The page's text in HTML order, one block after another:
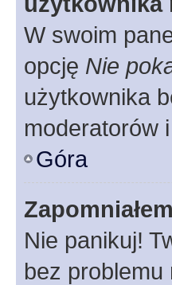
W swoim
opcję Nie
użytkownika
moderatorów
Góra
Nie panikuj!
bez